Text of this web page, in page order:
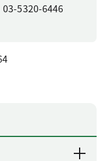
03-5320-6446